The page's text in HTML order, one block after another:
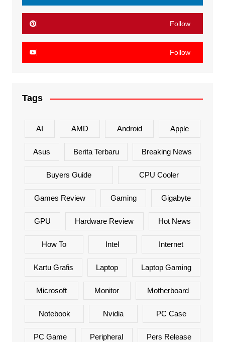
Follow
Follow
Tags
AI AMD Android Apple
Asus Berita Terbaru Breaking News
Buyers Guide CPU Cooler
Games Review Gaming Gigabyte
GPU Hardware Review Hot News
How To Intel Internet
Kartu Grafis Laptop Laptop Gaming
Microsoft Monitor Motherboard
Notebook Nvidia PC Case
PC Game Peripheral Pers Release